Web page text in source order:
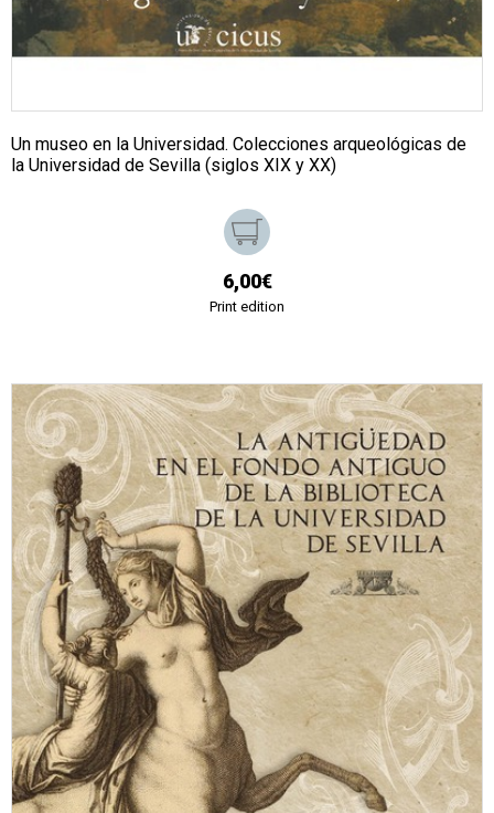
Un museo en la Universidad. Colecciones arqueológicas de
la Universidad de Sevilla (siglos XIX y XX)
6,00€
Print edition